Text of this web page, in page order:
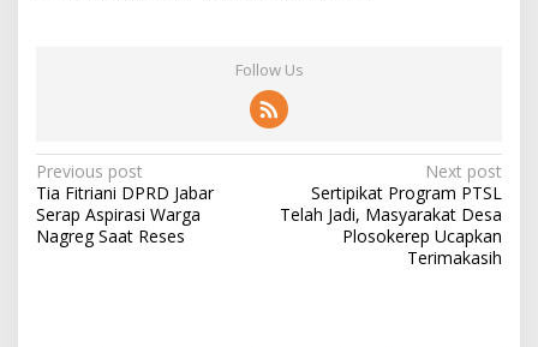
Follow Us
P
o
s
Previous post
Tia Fitriani DPRD Jabar
Serap Aspirasi Warga
Nagreg Saat Reses
Next post
Sertipikat Program PTSL
Telah Jadi, Masyarakat Desa
Plosokerep Ucapkan
Terimakasih